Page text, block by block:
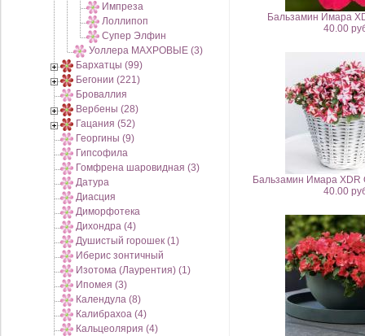
Импреза
Лоллипоп
Супер Элфин
Уоллера МАХРОВЫЕ (3)
Бархатцы (99)
Бегонии (221)
Броваллия
Вербены (28)
Гацания (52)
Георгины (9)
Гипсофила
Гомфрена шаровидная (3)
Датура
Диасция
Диморфотека
Дихондра (4)
Душистый горошек (1)
Иберис зонтичный
Изотома (Лаурентия) (1)
Ипомея (3)
Календула (8)
Калибрахоа (4)
Кальцеолярия (4)
Бальзамин Имара
40.00
Бальзамин Имара XDR
40.00